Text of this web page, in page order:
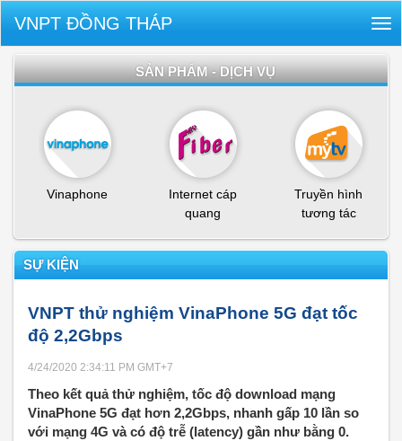
VNPT ĐỒNG THÁP
SẢN PHẨM - DỊCH VỤ
Vinaphone
Internet cáp
quang
Truyền hình
tương tác
SỰ KIỆN
VNPT thử nghiệm VinaPhone 5G đạt tốc
độ 2,2Gbps
4/24/2020 2:34:11 PM GMT+7
Theo kết quả thử nghiệm, tốc độ download mạng
VinaPhone 5G đạt hơn 2,2Gbps, nhanh gấp 10 lần so
với mạng 4G và có độ trễ (latency) gần như bằng 0.